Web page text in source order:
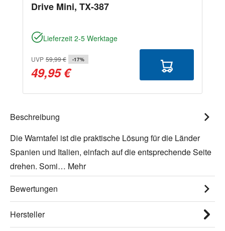
Drive Mini, TX-387
Lieferzeit 2-5 Werktage
UVP 59,99 € -17%
49,95 €
Beschreibung
Die Warntafel ist die praktische Lösung für die Länder
Spanien und Italien, einfach auf die entsprechende Seite
drehen. Somi… Mehr
Bewertungen
Hersteller